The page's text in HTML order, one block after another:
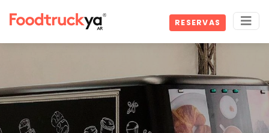
RESERVAS